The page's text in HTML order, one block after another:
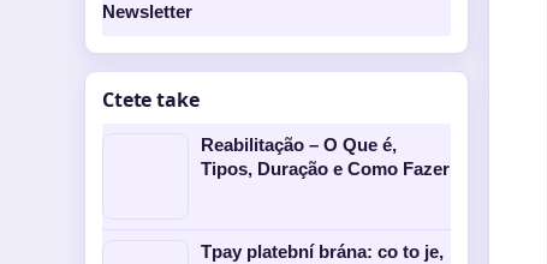
Newsletter
Ctete take
Reabilitação – O Que é,
Tipos, Duração e Como Fazer
Tpay platební brána: co to je,